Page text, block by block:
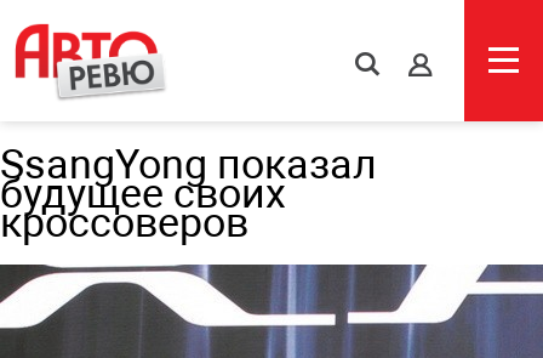
s
SsangYong показал
будущее своих
кроссоверов